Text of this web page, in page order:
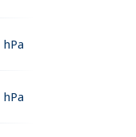
hPa
hPa